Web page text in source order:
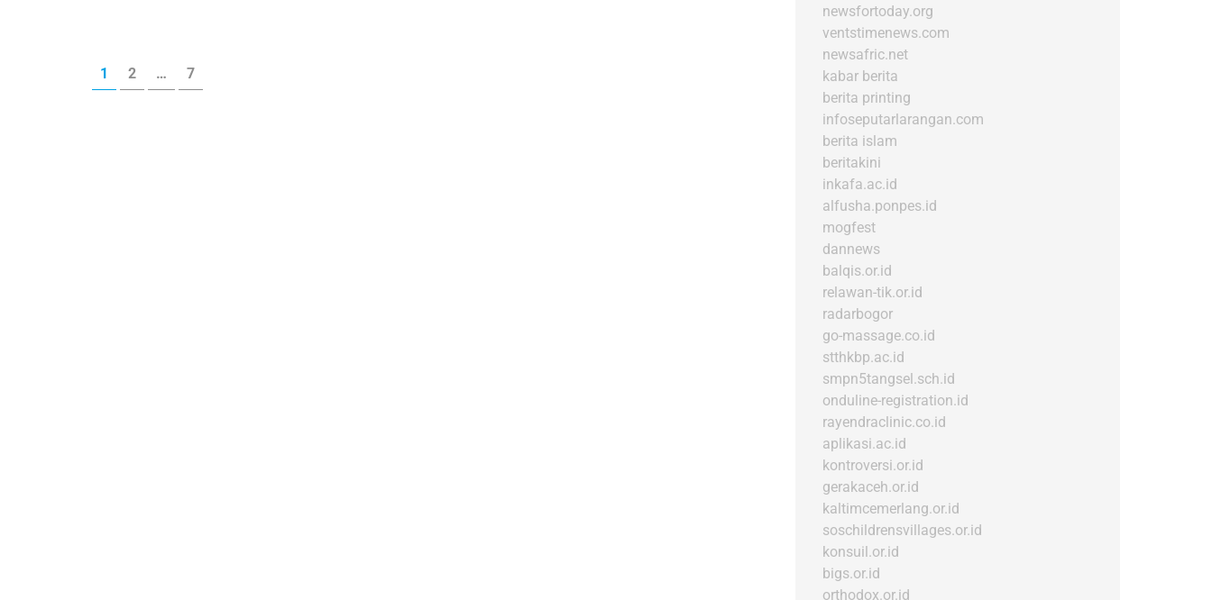
Paginasi
pos
HALAMAN
1 HALAMAN
2 … HALAMAN
7
newsfortoday.org
ventstimenews.com
newsafric.net
kabar berita
berita printing
infoseputarlarangan.com
berita islam
beritakini
inkafa.ac.id
alfusha.ponpes.id
mogfest
dannews
balqis.or.id
relawan-tik.or.id
radarbogor
go-massage.co.id
stthkbp.ac.id
smpn5tangsel.sch.id
onduline-registration.id
rayendraclinic.co.id
aplikasi.ac.id
kontroversi.or.id
gerakaceh.or.id
kaltimcemerlang.or.id
soschildrensvillages.or.id
konsuil.or.id
bigs.or.id
orthodox.or.id